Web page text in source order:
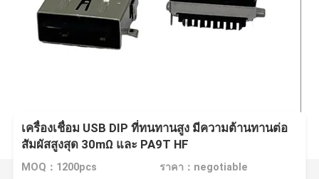
เครื่องเชื่อม USB DIP ที่ทนทานสูง มีความต้านทานต่อ
สัมผัสสูงสุด 30mΩ และ PA9T HF
MOQ：1200pcs ราคา：negotiable